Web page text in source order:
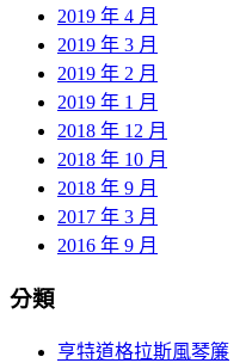
2019 年 4 月
2019 年 3 月
2019 年 2 月
2019 年 1 月
2018 年 12 月
2018 年 10 月
2018 年 9 月
2017 年 3 月
2016 年 9 月
分類
亨特道格拉斯風琴簾